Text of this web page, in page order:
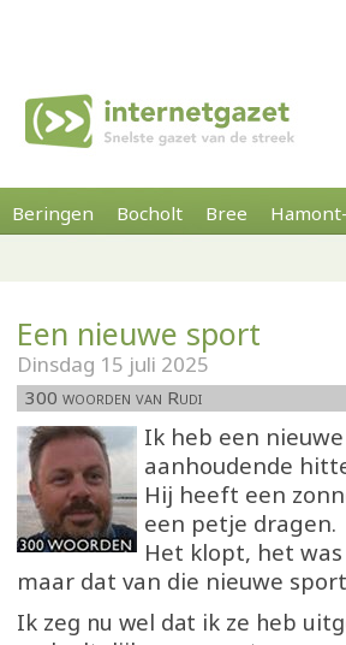
Beringen Bocholt Bree
Een nieuwe sport
Dinsdag 15 juli 2025
300 woorden van Rudi
Ik heb een
aanhoudende
Hij heeft een
een petje dragen.
Het klopt, het
maar dat van die nieuwe
Ik zeg nu wel dat ik ze heb